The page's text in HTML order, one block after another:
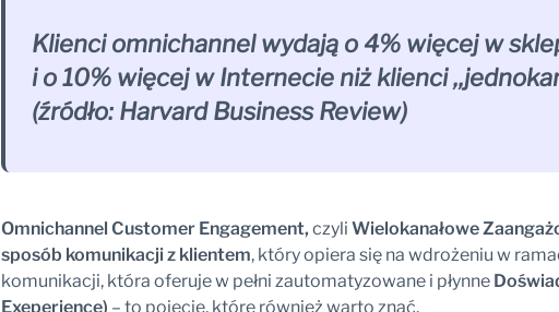
Klienci omnichannel wydają o 4% więcej w
i o 10% więcej w Internecie niż klienci
(źródło: Harvard Business Review)
Omnichannel Customer Engagement, czyli Wielokanałowe
sposób komunikacji z klientem, który opiera się na wdrożeniu w
komunikacji, która oferuje w pełni zautomatyzowane i płynne
Exeperience) – to pojęcie, które również warto znać.